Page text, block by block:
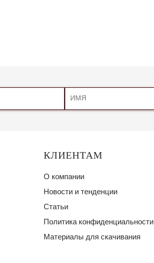
КЛИЕНТАМ
О компании
Новости и тенденции
Статьи
Политика конфиденциальности
Материалы для скачивания